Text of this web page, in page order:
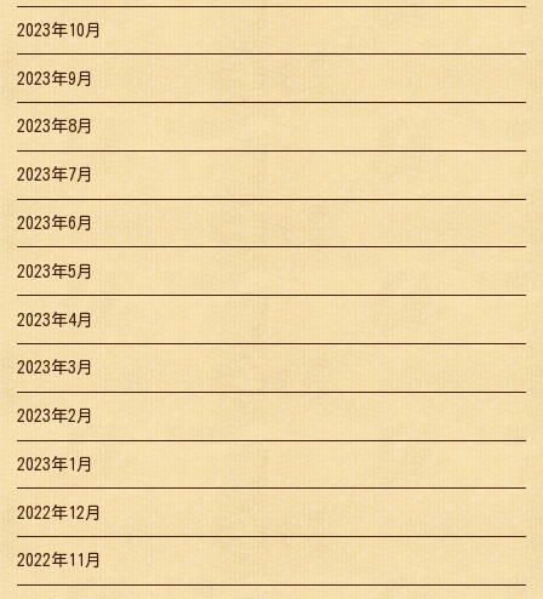
2023年10月
2023年9月
2023年8月
2023年7月
2023年6月
2023年5月
2023年4月
2023年3月
2023年2月
2023年1月
2022年12月
2022年11月